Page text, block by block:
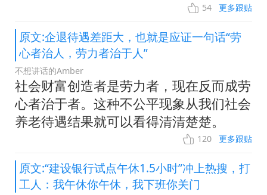
54 更多跟贴
原文:企退待遇差距大，也就是应证一句话“劳
心者治人，劳力者治于人”
不想讲话的Amber
社会财富创造者是劳力者，现在反而成劳
心者治于者。这种不公平现象从我们社会
养老待遇结果就可以看得清清楚楚。
120 更多跟贴
原文:“建设银行试点午休1.5小时”冲上热搜，打
工人：我午休你午休，我下班你关门